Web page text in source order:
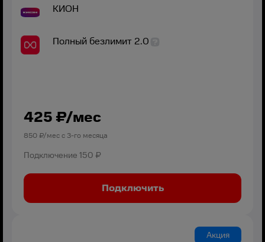
КИОН
Полный безлимит 2.0
425 ₽/мес
850₽/мес с 3-го месяца
Подключение 150 ₽
Подключить
Акция